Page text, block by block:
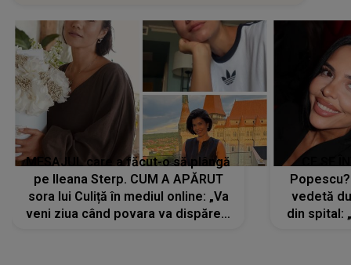
MESAJUL care a făcut-o să plângă
pe Ileana Sterp. CUM A APĂRUT
sora lui Culiță în mediul online: „Va
veni ziua când povara va dispărea,
vedetă
din spital: